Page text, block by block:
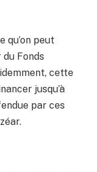
qu’on peut
Fonds
cette
jusqu’à
par ces